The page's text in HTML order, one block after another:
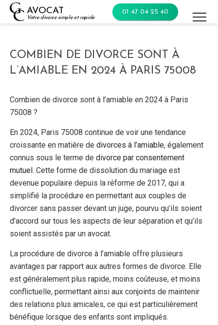
Skip
AVOCAT
Votre divorce simple et rapide
01 47 04 25 40
COMBIEN DE DIVORCE SONT À
L’AMIABLE EN 2024 À PARIS 75008
Combien de divorce sont à l’amiable en 2024 à Paris
75008 ?
En 2024, Paris 75008 continue de voir une tendance
croissante en matière de divorces à l’amiable, également
connus sous le terme de divorce par consentement
mutuel. Cette forme de dissolution du mariage est
devenue populaire depuis la réforme de 2017, qui a
simplifié la procédure en permettant aux couples de
divorcer sans passer devant un juge, pourvu qu’ils soient
d’accord sur tous les aspects de leur séparation et qu’ils
soient assistés par un avocat.
La procédure de divorce à l’amiable offre plusieurs
avantages par rapport aux autres formes de divorce. Elle
est généralement plus rapide, moins coûteuse, et moins
conflictuelle, permettant ainsi aux conjoints de maintenir
des relations plus amicales, ce qui est particulièrement
bénéfique lorsque des enfants sont impliqués.